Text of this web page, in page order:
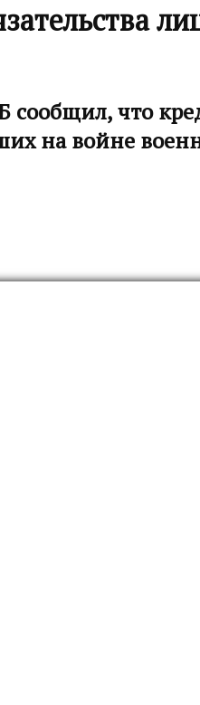
сообщил, что
на войне